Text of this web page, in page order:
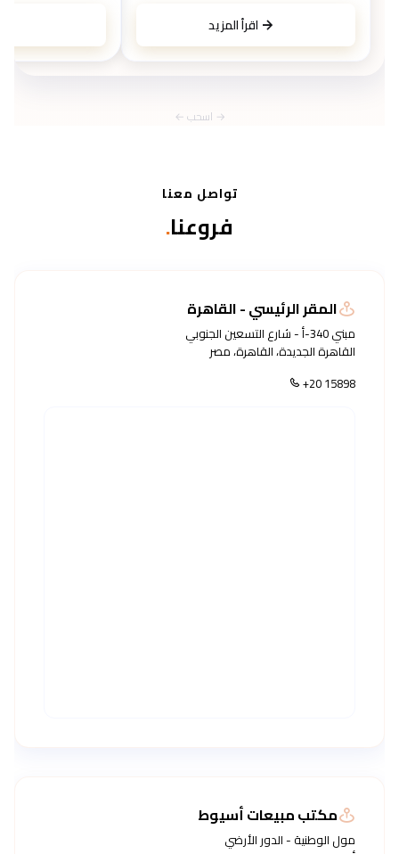
محمد الحسيني، حيث تستضيف مقرات الشركة
جانباً من البرنامج التدريبي والتوجيهي الشامل
المخصص لشباب وفتيات سن المراهقة على
اقرأ المزيد
تواصل معنا
فروعنا.
المقر الرئيسي - القاهرة
مبني 340-أ - شارع التسعين الجنوبي
القاهرة الجديدة، القاهرة، مصر
+20 15898
مكتب مبيعات أسيوط
مول الوطنية - الدور الأرضي